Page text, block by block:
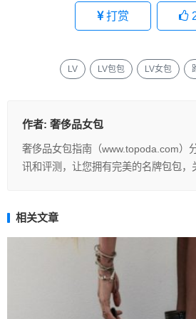
打赏
LV LV包包 LV女包
作者: 奢侈品女包
奢侈品女包指南（www.topoda.com）
讯和评测，让您拥有完美的名牌包包，
相关文章